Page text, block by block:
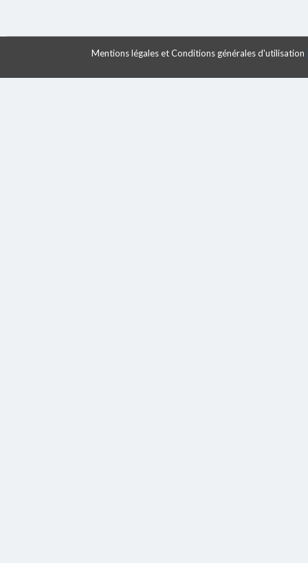
Mentions légales et Conditions générales d'utilisation